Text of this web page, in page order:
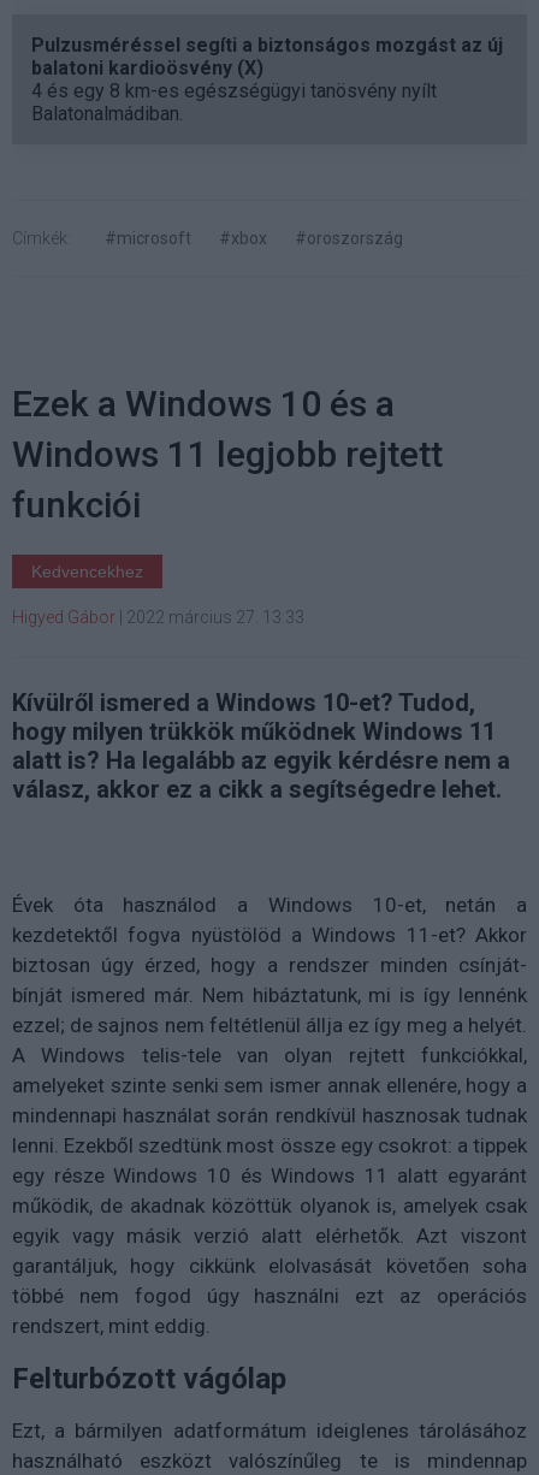
Pulzusméréssel segíti a biztonságos mozgást az új
balatoni kardioösvény (X)
4 és egy 8 km-es egészségügyi tanösvény nyílt
Balatonalmádiban.
Címkék: #microsoft #xbox #oroszország
Ezek a Windows 10 és a
Windows 11 legjobb rejtett
funkciói
Kedvencekhez
Higyed Gábor 2022 március 27. 13:33
Kívülről ismered a Windows 10-et? Tudod,
hogy milyen trükkök működnek Windows 11
alatt is? Ha legalább az egyik kérdésre nem a
válasz, akkor ez a cikk a segítségedre lehet.
Évek óta használod a Windows 10-et, netán a
kezdetektől fogva nyüstölöd a Windows 11-et? Akkor
biztosan úgy érzed, hogy a rendszer minden csínját-
bínját ismered már. Nem hibáztatunk, mi is így lennénk
ezzel; de sajnos nem feltétlenül állja ez így meg a helyét.
A Windows telis-tele van olyan rejtett funkciókkal,
amelyeket szinte senki sem ismer annak ellenére, hogy a
mindennapi használat során rendkívül hasznosak tudnak
lenni. Ezekből szedtünk most össze egy csokrot: a tippek
egy része Windows 10 és Windows 11 alatt egyaránt
működik, de akadnak közöttük olyanok is, amelyek csak
egyik vagy másik verzió alatt elérhetők. Azt viszont
garantáljuk, hogy cikkünk elolvasását követően soha
többé nem fogod úgy használni ezt az operációs
rendszert, mint eddig.
Felturbózott vágólap
Ezt, a bármilyen adatformátum ideiglenes tárolásához
használható eszközt valószínűleg te is mindennap